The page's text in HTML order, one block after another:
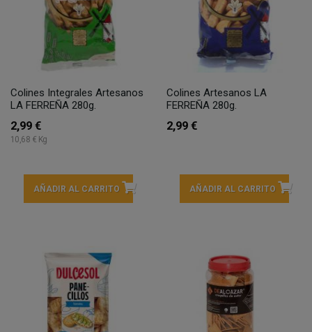
Colines Integrales Artesanos
LA FERREÑA 280g.
2,99 €
10,68 € Kg
AÑADIR AL CARRITO
Colines Artesanos LA
FERREÑA 280g.
2,99 €
AÑADIR AL CARRITO